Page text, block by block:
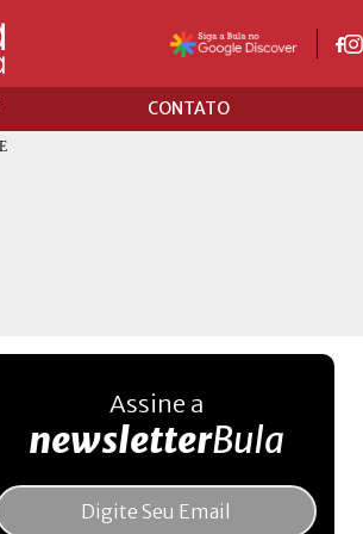
CONTATO
Assine a
newsletterBula